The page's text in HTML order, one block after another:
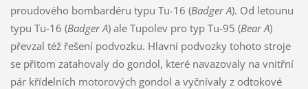
proudového bombardéru typu Tu-16 (Badger A). Od letounu
typu Tu-16 (Badger A) ale Tupolev pro typ Tu-95 (Bear A)
převzal též řešení podvozku. Hlavní podvozky tohoto stroje
se přitom zatahovaly do gondol, které navazovaly na vnitřní
pár křídelních motorových gondol a vyčnívaly z odtokové